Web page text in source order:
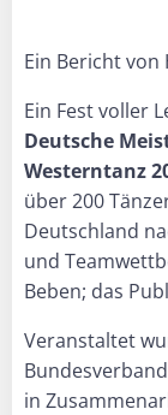
Ein Bericht von
Ein Fest voller
Deutsche
Westerntanz
über 200
Deutschland
und
Beben; das
Veranstaltet
in